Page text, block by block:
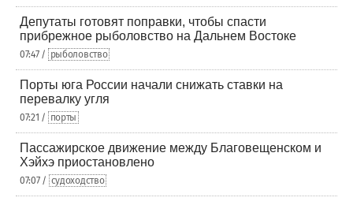
Депутаты готовят поправки, чтобы спасти
прибрежное рыболовство на Дальнем Востоке
07:47 / рыболовство
Порты юга России начали снижать ставки на
перевалку угля
07:21 / порты
Пассажирское движение между Благовещенском и
Хэйхэ приостановлено
07:07 / судоходство